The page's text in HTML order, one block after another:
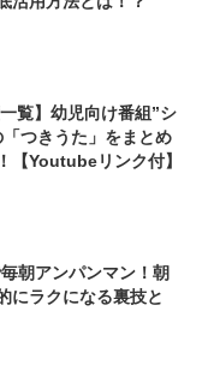
一覧】幼児向け番組”シ
つきうた」をまとめ
【Youtubeリンク付】
朝アンパンマン！朝
にラクになる裏技と